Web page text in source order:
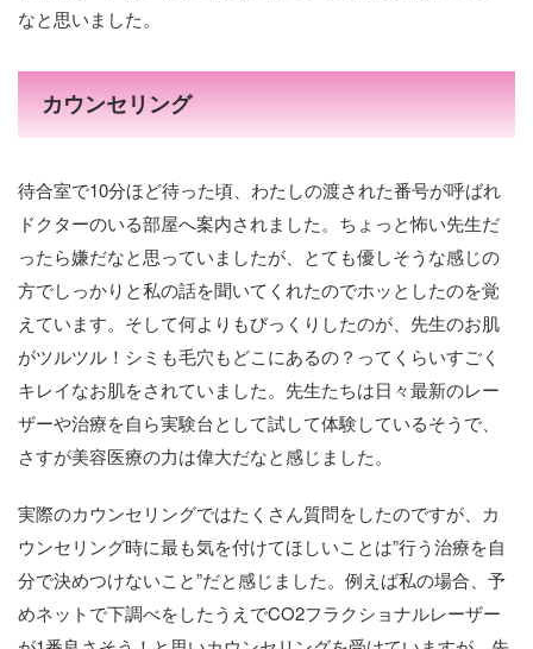
なと思いました。
カウンセリング
待合室で10分ほど待った頃、わたしの渡された番号が呼ばれ
ドクターのいる部屋へ案内されました。ちょっと怖い先生だ
ったら嫌だなと思っていましたが、とても優しそうな感じの
方でしっかりと私の話を聞いてくれたのでホッとしたのを覚
えています。そして何よりもびっくりしたのが、先生のお肌
がツルツル！シミも毛穴もどこにあるの？ってくらいすごく
キレイなお肌をされていました。先生たちは日々最新のレー
ザーや治療を自ら実験台として試して体験しているそうで、
さすが美容医療の力は偉大だなと感じました。
実際のカウンセリングではたくさん質問をしたのですが、カ
ウンセリング時に最も気を付けてほしいことは”行う治療を自
分で決めつけないこと”だと感じました。例えば私の場合、予
めネットで下調べをしたうえでCO2フラクショナルレーザー